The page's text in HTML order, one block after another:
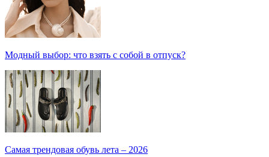
Модный выбор: что взять с собой в отпуск?
Самая трендовая обувь лета – 2026